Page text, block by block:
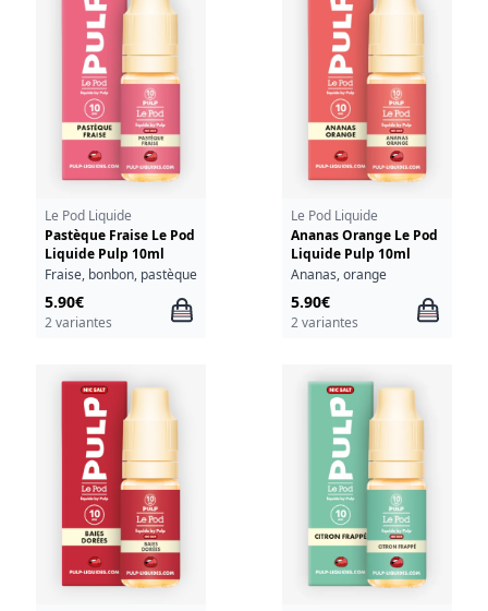
Le Pod Liquide
Pastèque Fraise Le Pod
Liquide Pulp 10ml
Fraise, bonbon, pastèque
5.90€
2 variantes
Le Pod Liquide
Ananas Orange Le Pod
Liquide Pulp 10ml
Ananas, orange
5.90€
2 variantes